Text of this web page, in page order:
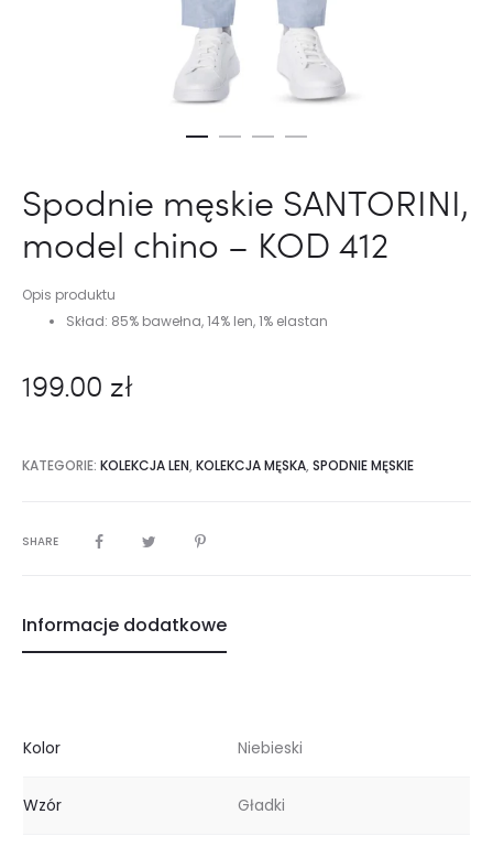
Spodnie męskie SANTORINI,
model chino – KOD 412
Opis produktu
Skład: 85% bawełna, 14% len, 1% elastan
199.00 zł
KATEGORIE: KOLEKCJA LEN, KOLEKCJA MĘSKA, SPODNIE MĘSKIE
SHARE
Informacje dodatkowe
Kolor Niebieski
Wzór Gładki